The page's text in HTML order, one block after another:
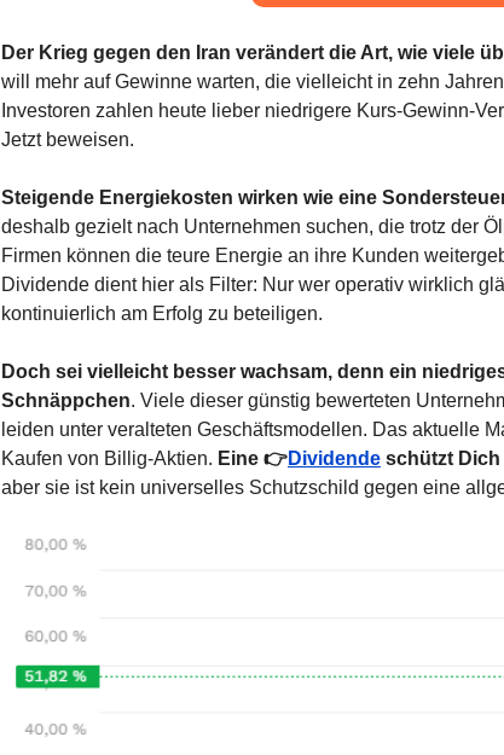
Der Krieg gegen den Iran verändert die Art, wie viele
will mehr auf Gewinne warten, die vielleicht in zehn
Investoren zahlen heute lieber niedrigere Kurs-Gewinn-
Jetzt beweisen.
Steigende Energiekosten wirken wie eine
deshalb gezielt nach Unternehmen suchen, die trotz der
Firmen können die teure Energie an ihre Kunden
Dividende dient hier als Filter: Nur wer operativ wirklich
kontinuierlich am Erfolg zu beteiligen.
Doch sei vielleicht besser wachsam, denn ein
Schnäppchen. Viele dieser günstig bewerteten
leiden unter veralteten Geschäftsmodellen. Das aktuelle
Kaufen von Billig-Aktien. Eine 👉Dividende schützt Dich
aber sie ist kein universelles Schutzschild gegen eine